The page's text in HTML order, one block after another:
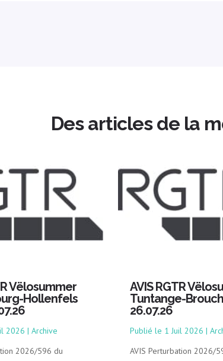
Des articles de la
Vëlosummer
Hollenfels
2026 |Archive
2026/596 du
AVIS RGTR
Tuntange-
26.07.26
1 Juil 2026 |
AVIS Perturbation 2026/